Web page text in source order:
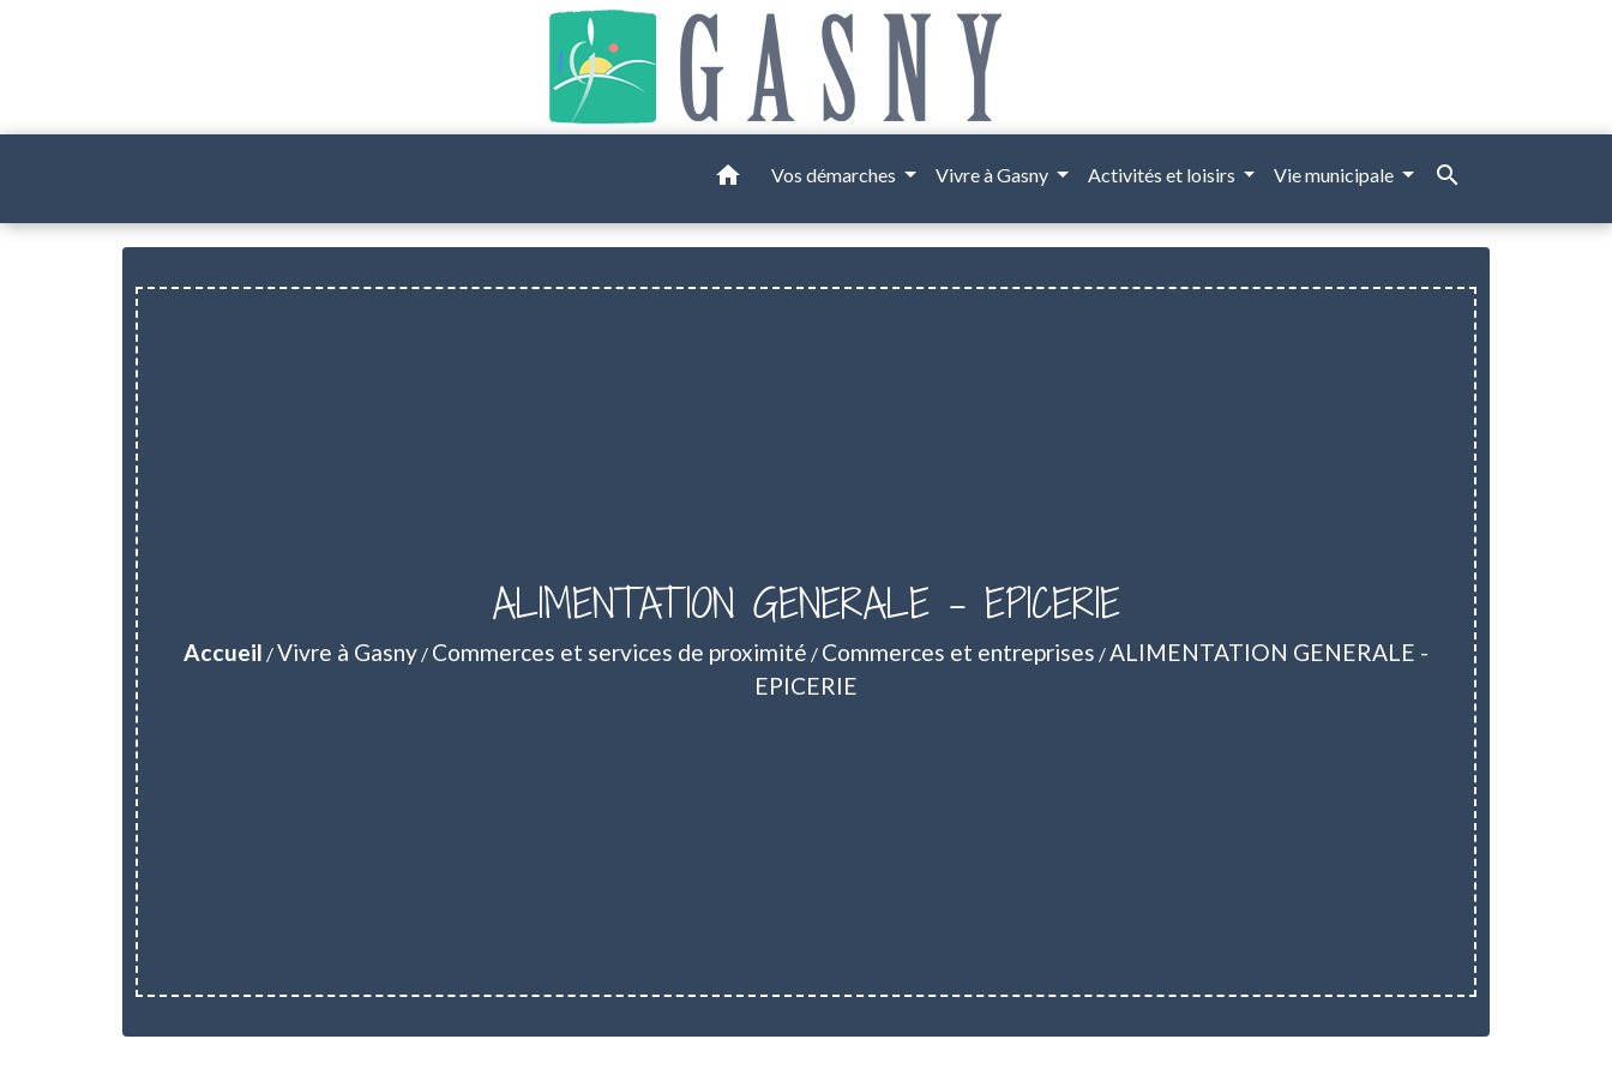
home Vos démarches Vivre à Gasny Activités et loisirs Vie municipale search
ALIMENTATION GENERALE - EPICERIE
Accueil /Vivre à Gasny / Commerces et services de proximité / Commerces et entreprises /ALIMENTATION GENERALE -
EPICERIE